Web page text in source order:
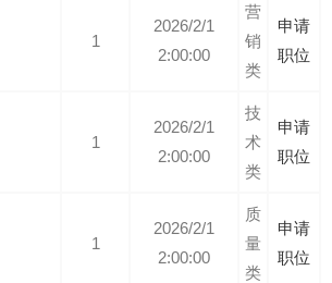
1
2026/2/1
2:00:00
营
销
类
申请
职位
1
2026/2/1
2:00:00
技
术
类
申请
职位
1
2026/2/1
2:00:00
质
量
类
申请
职位